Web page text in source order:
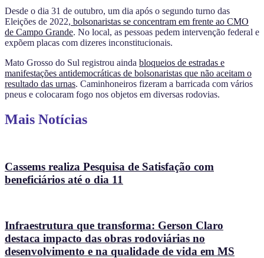
Desde o dia 31 de outubro, um dia após o segundo turno das
Eleições de 2022, bolsonaristas se concentram em frente ao CMO
de Campo Grande. No local, as pessoas pedem intervenção federal e
expõem placas com dizeres inconstitucionais.
Mato Grosso do Sul registrou ainda bloqueios de estradas e
manifestações antidemocráticas de bolsonaristas que não aceitam o
resultado das urnas. Caminhoneiros fizeram a barricada com vários
pneus e colocaram fogo nos objetos em diversas rodovias.
Mais Notícias
Cassems realiza Pesquisa de Satisfação com
beneficiários até o dia 11
Infraestrutura que transforma: Gerson Claro
destaca impacto das obras rodoviárias no
desenvolvimento e na qualidade de vida em MS